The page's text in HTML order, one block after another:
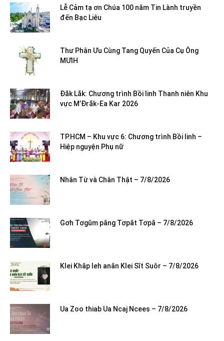
Lễ Cảm tạ ơn Chúa 100 năm Tin Lành truyền
đến Bạc Liêu
Thư Phân Ưu Cùng Tang Quyến Của Cụ Ông
MƯIH
Đắk Lắk: Chương trình Bồi linh Thanh niên Khu
vực M’Đrắk-Ea Kar 2026
TP.HCM – Khu vực 6: Chương trình Bồi linh –
Hiệp nguyện Phụ nữ
Nhân Từ và Chân Thật – 7/8/2026
Gơh Tơgŭm păng Tơpăt Tơpă – 7/8/2026
Klei Khăp leh anăn Klei Sĭt Suôr – 7/8/2026
Ua Zoo thiab Ua Ncaj Ncees – 7/8/2026